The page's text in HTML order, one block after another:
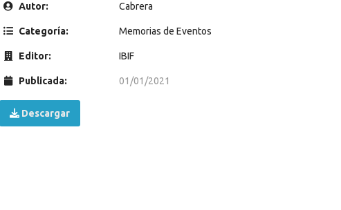
Autor: Cabrera
Categoría: Memorias de Eventos
Editor: IBIF
Publicada: 01/01/2021
Descargar